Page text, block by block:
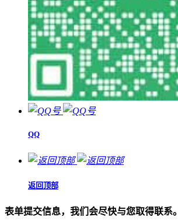
QQ
返回顶部
表单提交信息，我们会尽快与您取得联系。